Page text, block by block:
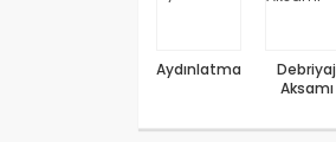
Aydınlatma
Debriyaj
Aksamı